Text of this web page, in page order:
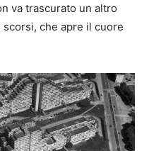
va trascurato un altro
che apre il cuore